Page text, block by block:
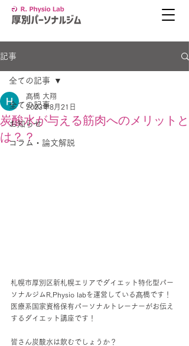
記事
全ての記事
お知らせ
コラム・論文解説
全ての記事
炭酸水が与える筋肉へのメリットと
は？？
髙橋 大翔
2023年8月21日
札幌市厚別区新札幌エリアでダイエット特化型パー
ソナルジムR.Physio labを運営している髙橋です！
医療系国家資格保有パーソナルトレーナーがお伝え
するダイエット講座です！
皆さん炭酸水は飲むでしょうか？